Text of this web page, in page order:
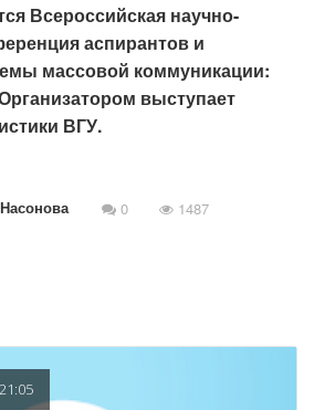
Всероссийская научно-
аспирантов и
массовой коммуникации:
выступает
ВГУ.
0 1487